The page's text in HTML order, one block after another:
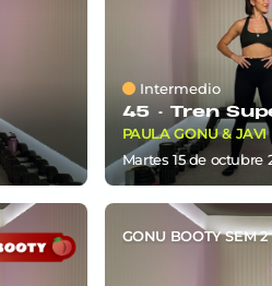
Intermedio
45 ·Tren
PAULA GONU & JAVI
martes 15de octubre
GONU BOOTY SEM 2